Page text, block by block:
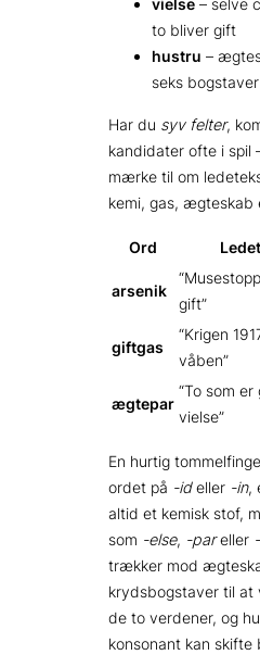
vielse – selve
to bliver gift
hustru –
seks bogstaver
Har du syv felter,
kandidater ofte i
mærke til om
kemi, gas, ægteskab
Ord
arsenik
gift”
giftgas
“Krigen
våben”
ægtepar
“To som er
vielse”
En hurtig
ordet på -ideller -in,
altid et kemisk stof,
som -else, -pareller
trækker mod
krydsbogstaver til at
de to verdener, og
konsonant kan skifte